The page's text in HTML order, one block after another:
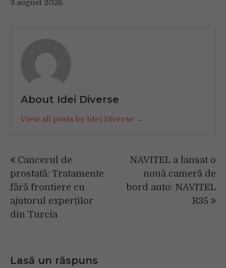
3 august 2026
About Idei Diverse
View all posts by Idei Diverse →
în
articole
Cancerul de
prostată: Tratamente
fără frontiere cu
ajutorul experților
din Turcia
NAVITEL a lansat o
nouă cameră de
bord auto: NAVITEL
R35
Lasă un răspuns